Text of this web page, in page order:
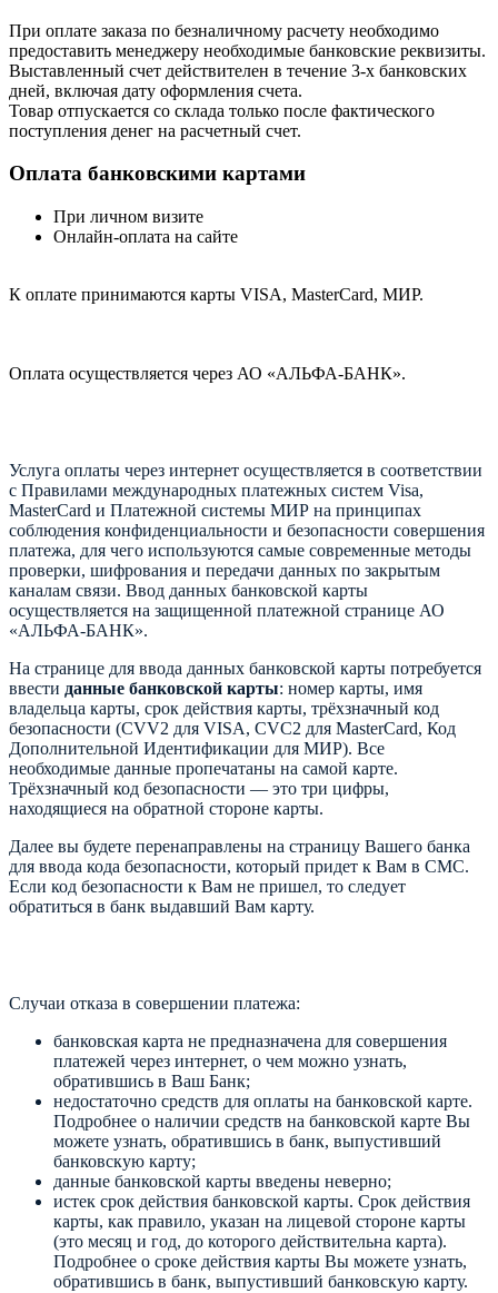
При оплате заказа по безналичному расчету необходимо
предоставить менеджеру необходимые банковские реквизиты.
Выставленный счет действителен в течение 3-х банковских
дней, включая дату оформления cчета.
Товар отпускается со склада только после фактического
поступления денег на расчетный счет.
Оплата банковскими картами
При личном визите
Онлайн-оплата на сайте
К оплате принимаются карты VISA, MasterCard, МИР.
Оплата осуществляется через АО «АЛЬФА-БАНК».
Услуга оплаты через интернет осуществляется в соответствии
с Правилами международных платежных систем Visa,
MasterCard и Платежной системы МИР на принципах
соблюдения конфиденциальности и безопасности совершения
платежа, для чего используются самые современные методы
проверки, шифрования и передачи данных по закрытым
каналам связи. Ввод данных банковской карты
осуществляется на защищенной платежной странице АО
«АЛЬФА-БАНК».
На странице для ввода данных банковской карты потребуется
ввести данные банковской карты: номер карты, имя
владельца карты, срок действия карты, трёхзначный код
безопасности (CVV2 для VISA, CVC2 для MasterCard, Код
Дополнительной Идентификации для МИР). Все
необходимые данные пропечатаны на самой карте.
Трёхзначный код безопасности — это три цифры,
находящиеся на обратной стороне карты.
Далее вы будете перенаправлены на страницу Вашего банка
для ввода кода безопасности, который придет к Вам в СМС.
Если код безопасности к Вам не пришел, то следует
обратиться в банк выдавший Вам карту.
Случаи отказа в совершении платежа:
банковская карта не предназначена для совершения
платежей через интернет, о чем можно узнать,
обратившись в Ваш Банк;
недостаточно средств для оплаты на банковской карте.
Подробнее о наличии средств на банковской карте Вы
можете узнать, обратившись в банк, выпустивший
банковскую карту;
данные банковской карты введены неверно;
истек срок действия банковской карты. Срок действия
карты, как правило, указан на лицевой стороне карты
(это месяц и год, до которого действительна карта).
Подробнее о сроке действия карты Вы можете узнать,
обратившись в банк, выпустивший банковскую карту.